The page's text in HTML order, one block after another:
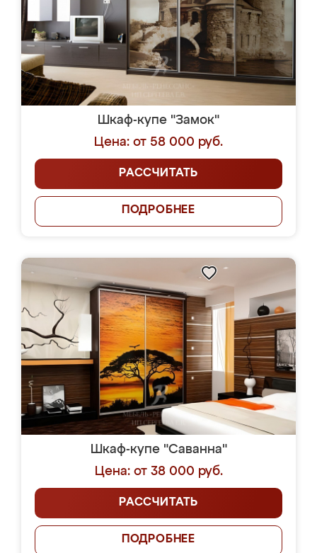
Шкаф-купе "Замок"
Цена: от 58 000 руб.
РАССЧИТАТЬ
ПОДРОБНЕЕ
Шкаф-купе "Саванна"
Цена: от 38 000 руб.
РАССЧИТАТЬ
ПОДРОБНЕЕ